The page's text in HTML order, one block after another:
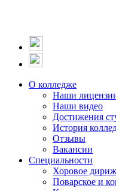
О колледже
Наши
Наши видео
Достижения
История
Отзывы
Вакансии
Специальности
Хоровое
Поварское и